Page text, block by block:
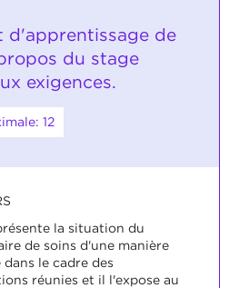
d'apprentissage de
du stage
exigences.
12
la situation du
de soins d'une manière
le cadre des
réunies et il l'expose au